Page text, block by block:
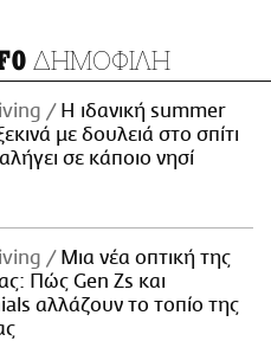
ΔΗΜΟΦΙΛΗ
Η ιδανική summer
με δουλειά στο σπίτι
σε κάποιο νησί
Μια νέα οπτική της
Πώς Gen Zs και
αλλάζουν το τοπίο της